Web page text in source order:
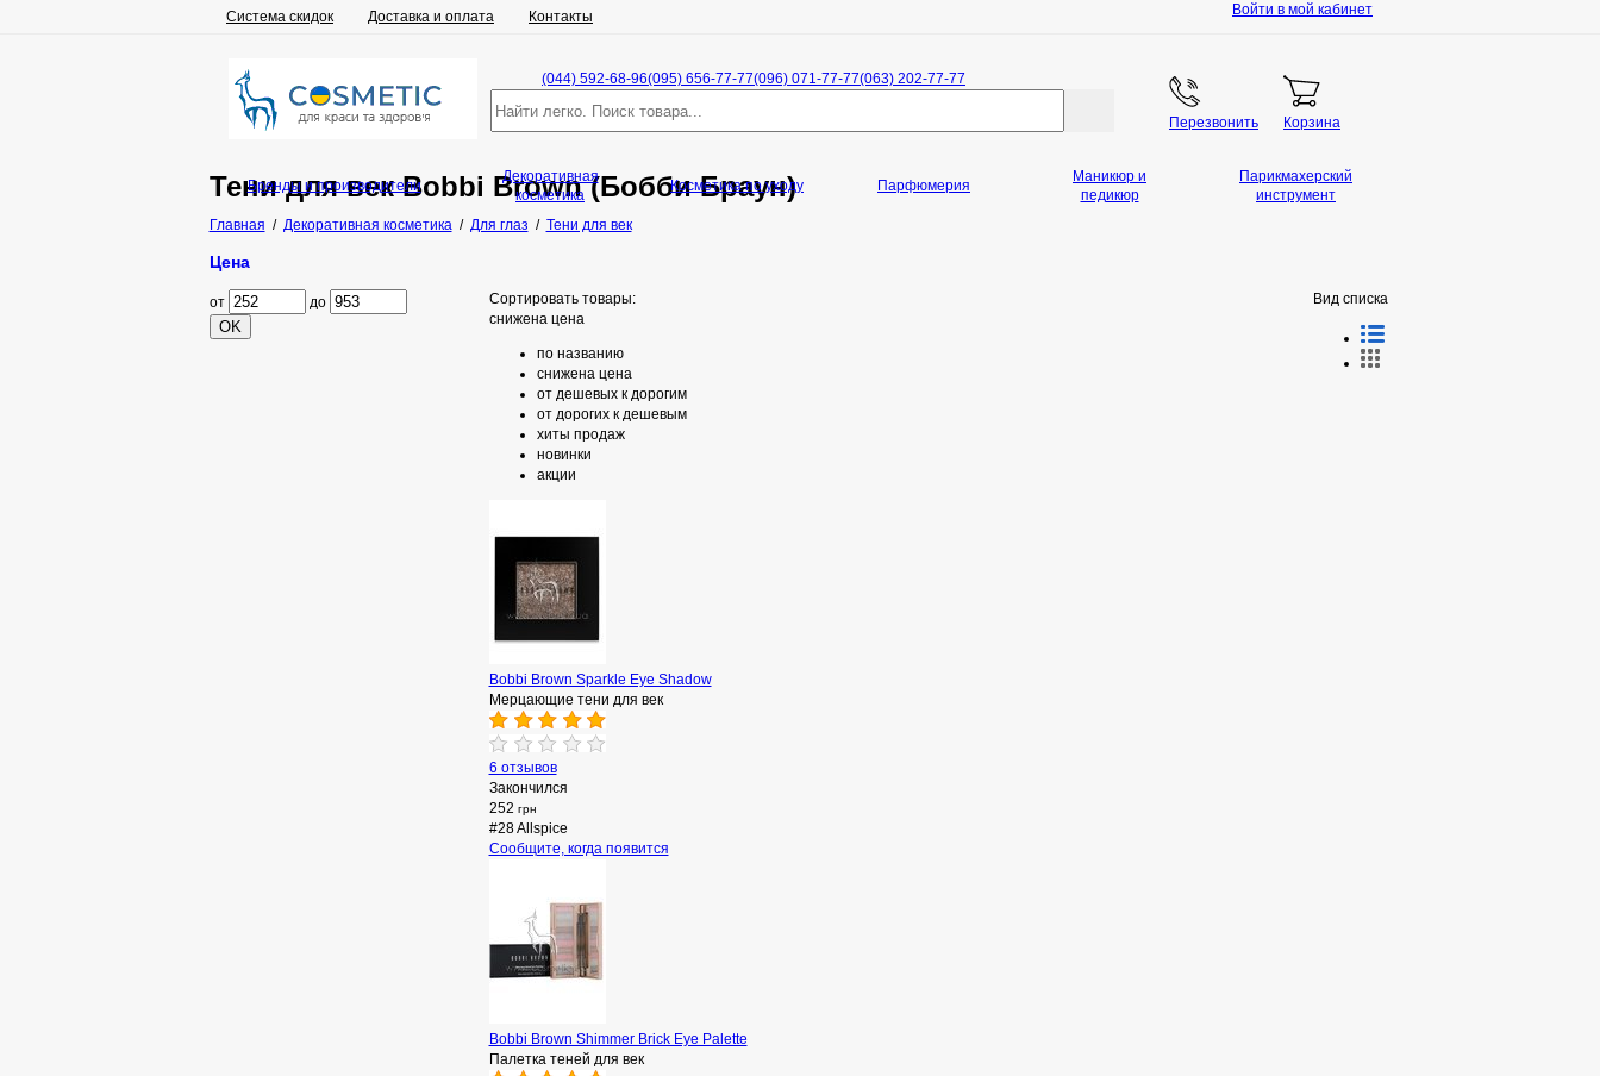
Система скидок Доставка и оплата Контакты Войти в мой кабинет
(044) 592-68-96(095) 656-77-77(096) 071-77-77(063) 202-77-77
Перезвонить Корзина
Тени для век Bobbi Brown (Бобби Браун)
Главная / Декоративная косметика/ Для глаз / Тени для век
Вид списка
Сортировать товары:
снижена цена
по названию
снижена цена
от дешевых к дорогим
от дорогих к дешевым
хиты продаж
новинки
акции
Bobbi Brown Sparkle Eye Shadow
Мерцающие тени для век
6 отзывов
Закончился
252 грн
#28 Allspice
Сообщите, когда появится
Bobbi Brown Shimmer Brick Eye Palette
Палетка теней для век
Бренды и производители
Декоративная
косметика
Косметика по уходу Парфюмерия
Маникюр и
педикюр
Парикмахерский
инструмент
Цена
от до
OK